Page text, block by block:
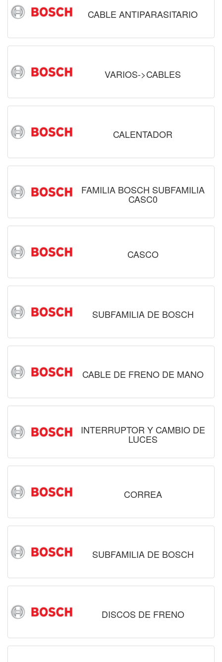
CABLE ANTIPARASITARIO
VARIOS->CABLES
CALENTADOR
FAMILIA BOSCH SUBFAMILIA
CASC0
CASCO
SUBFAMILIA DE BOSCH
CABLE DE FRENO DE MANO
INTERRUPTOR Y CAMBIO DE
LUCES
CORREA
SUBFAMILIA DE BOSCH
DISCOS DE FRENO